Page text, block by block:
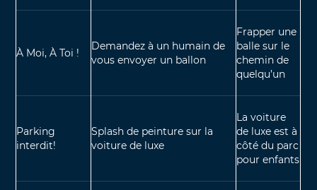
À Moi, À Toi !
Demandez à un humain de
vous envoyer un ballon
Frapper une
balle sur le
chemin de
quelqu’un
Parking
interdit!
Splash de peinture sur la
voiture de luxe
La voiture
de luxe est à
côté du parc
pour enfants